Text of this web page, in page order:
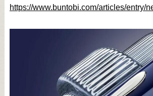
https://www.buntobi.com/articles/entry/